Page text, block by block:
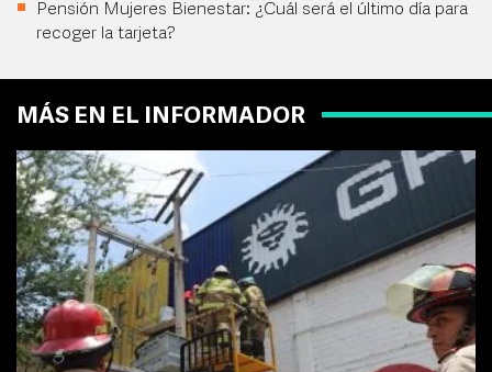
Pensión Mujeres Bienestar: ¿Cuál será el último día para
recoger la tarjeta?
MÁS EN EL INFORMADOR